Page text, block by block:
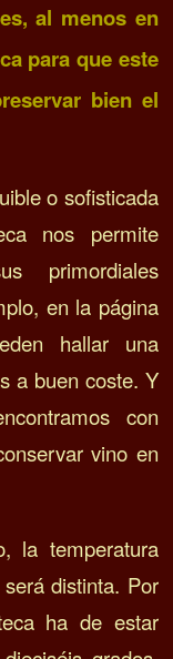
al menos en
para que este
bien el
o sofisticada
nos permite
primordiales
en la página
hallar una
a buen coste. Y
con
vino en
la temperatura
distinta. Por
ha de estar